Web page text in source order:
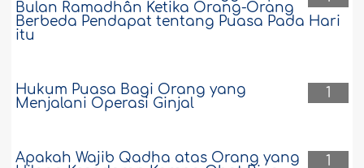
Bulan Ramadhân Ketika Orang-Orang
Berbeda Pendapat tentang Puasa Pada Hari
itu
1
Hukum Puasa Bagi Orang yang
Menjalani Operasi Ginjal
1
Apakah Wajib Qadha atas Orang yang